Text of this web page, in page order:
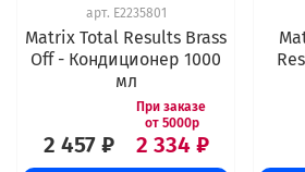
арт. E2235801
Matrix Total Results Brass
Off - Кондиционер 1000
мл
2 457 ₽ 2 334 ₽